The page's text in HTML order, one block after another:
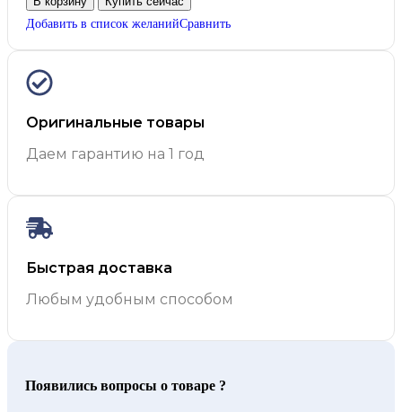
Добавить в список желанийСравнить
Оригинальные товары
Даем гарантию на 1 год
Быстрая доставка
Любым удобным способом
Появились вопросы о товаре ?